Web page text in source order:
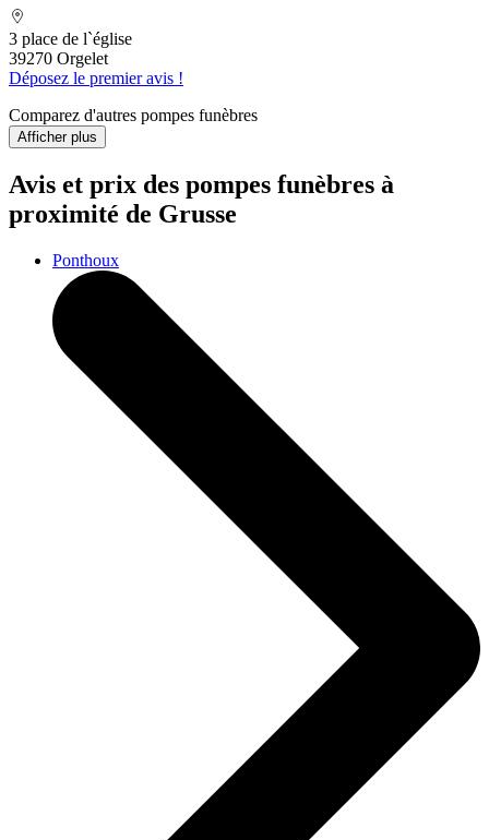
3 place de l`église
39270 Orgelet
Déposez le premier avis !
Comparez d'autres pompes funèbres
Afficher plus
Avis et prix des pompes funèbres à
proximité de Grusse
Ponthoux